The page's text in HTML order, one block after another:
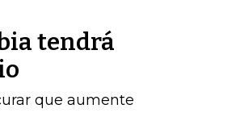
tendrá
que aumente